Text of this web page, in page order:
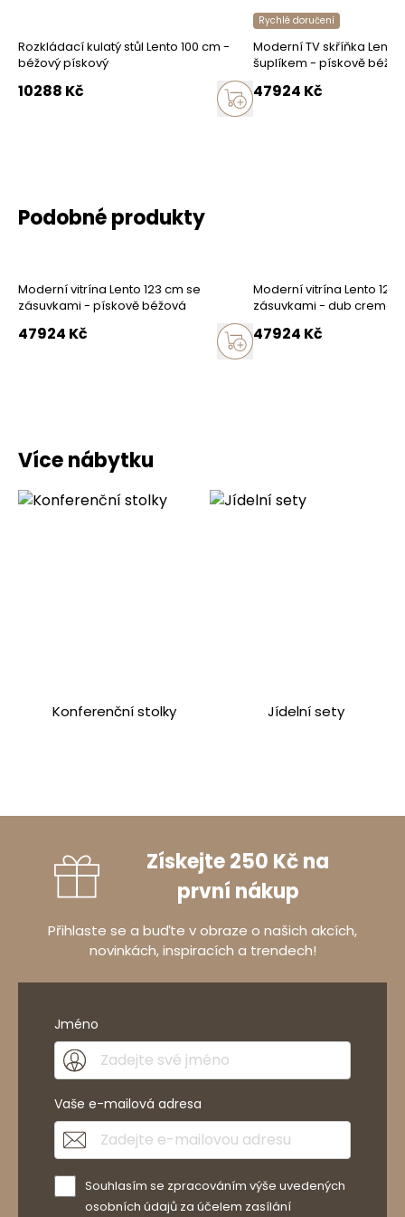
Rozkládací kulatý stůl Lento 100 cm -
béžový pískový
10288 Kč
Rychlé doručení
Moderní TV skříňka Lento
šuplíkem - pískově
47924 Kč
Podobné produkty
Moderní vitrína Lento 123 cm se
zásuvkami - pískově béžová
47924 Kč
Moderní vitrína Lento 123
zásuvkami - dub
47924 Kč
Více nábytku
Konferenční stolky Jídelní sety
Získejte 250 Kč na
první nákup
Přihlaste se a buďte v obraze o našich akcích,
novinkách, inspiracích a trendech!
Jméno
Vaše e-mailová adresa
Souhlasím se zpracováním výše uvedených
osobních údajů za účelem zasílání